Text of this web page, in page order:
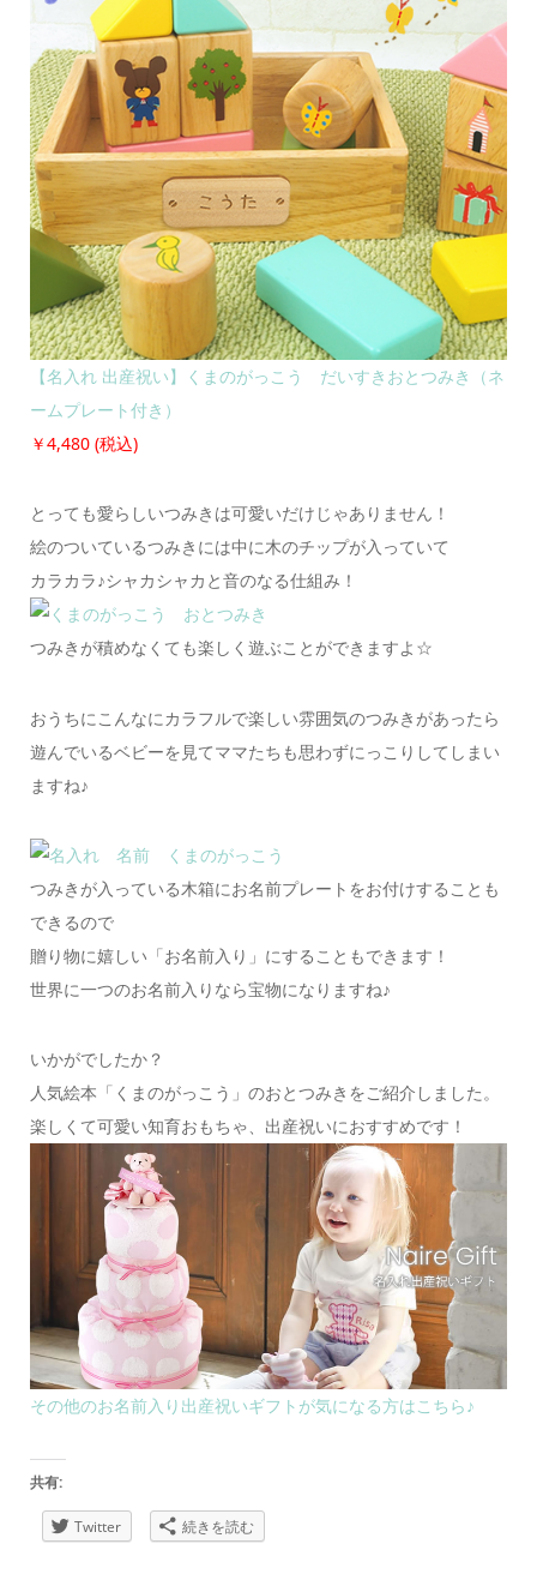
【名入れ 出産祝い】くまのがっこう だいすきおとつみき（ネ
ームプレート付き）
￥4,480 (税込)
とっても愛らしいつみきは可愛いだけじゃありません！
絵のついているつみきには中に木のチップが入っていて
カラカラ♪シャカシャカと音のなる仕組み！
つみきが積めなくても楽しく遊ぶことができますよ☆
おうちにこんなにカラフルで楽しい雰囲気のつみきがあったら
遊んでいるベビーを見てママたちも思わずにっこりしてしまい
ますね♪
つみきが入っている木箱にお名前プレートをお付けすることも
できるので
贈り物に嬉しい「お名前入り」にすることもできます！
世界に一つのお名前入りなら宝物になりますね♪
いかがでしたか？
人気絵本「くまのがっこう」のおとつみきをご紹介しました。
楽しくて可愛い知育おもちゃ、出産祝いにおすすめです！
その他のお名前入り出産祝いギフトが気になる方はこちら♪
共有:
Twitter 続きを読む